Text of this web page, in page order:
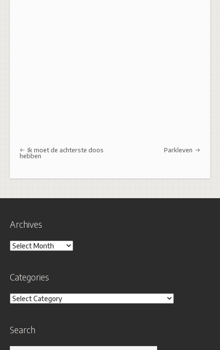
Post navigation
Ik moet de achterste doos
hebben
Parkleven
Archives
Archives
Categories
Categories
Search